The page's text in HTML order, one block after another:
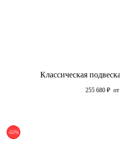
Классическая
255 680 ₽
-55%